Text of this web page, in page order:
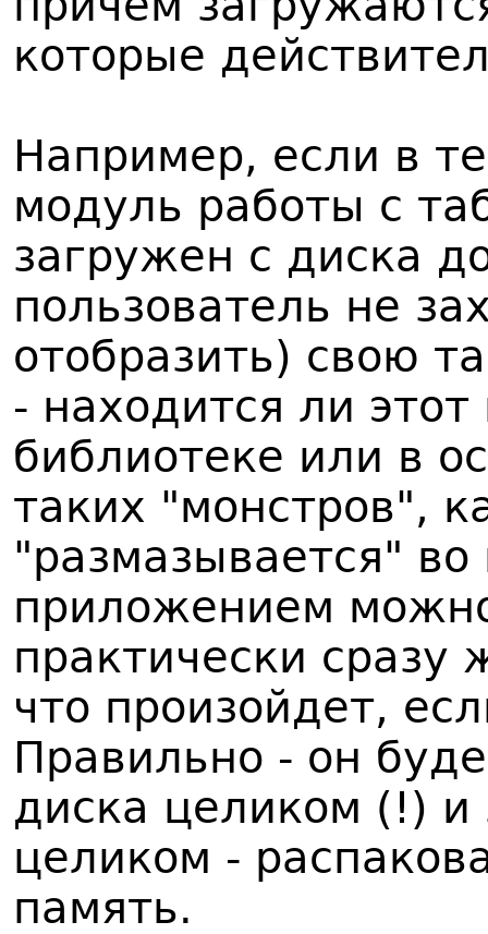
которые
Например, если в
модуль работы с
загружен с диска
пользователь не
отобразить) свою
- находится ли
библиотеке или в
таких "монстров",
"размазывается"
приложением
практически сразу
что произойдет,
Правильно - он
диска целиком (!) и
целиком -
память.